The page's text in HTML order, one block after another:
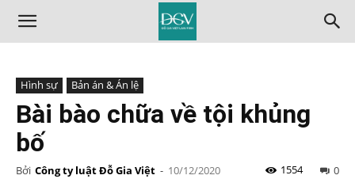
Hình sự Bản án & Án lệ
Bài bào chữa về tội khủng
bố
Bởi Công ty luật Đỗ Gia Việt - 10/12/2020 0
1554